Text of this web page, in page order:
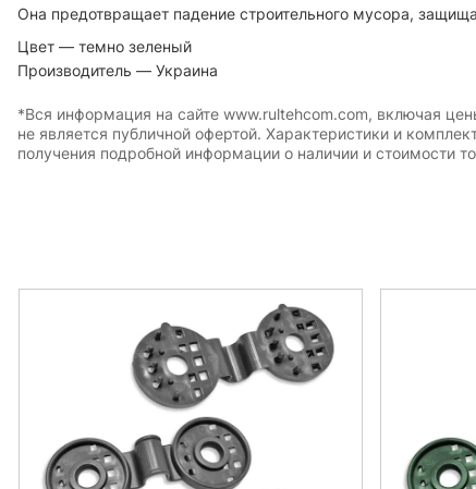
Она предотвращает падение строительного мусора,
Цвет — темно зеленый
Производитель — Украина
*Вся информация на сайте www.rultehcom.com, включая
не является публичной офертой. Характеристики и
получения подробной информации о наличии и стоимости